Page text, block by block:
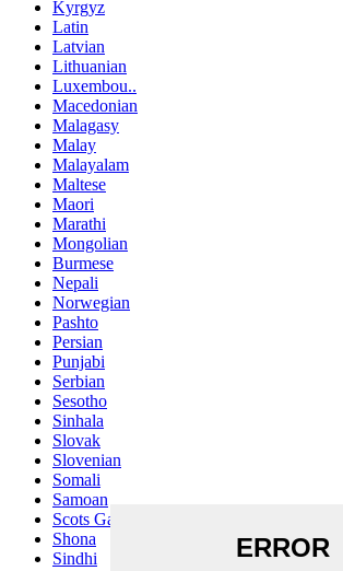
Kyrgyz
Latin
Latvian
Lithuanian
Luxembou..
Macedonian
Malagasy
Malay
Malayalam
Maltese
Maori
Marathi
Mongolian
Burmese
Nepali
Norwegian
Pashto
Persian
Punjabi
Serbian
Sesotho
Sinhala
Slovak
Slovenian
Somali
Samoan
Scots Gaelic
Shona
Sindhi